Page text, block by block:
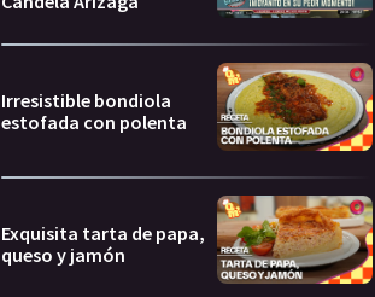
Irresistible bondiola
estofada con polenta
Exquisita tarta de papa,
queso y jamón